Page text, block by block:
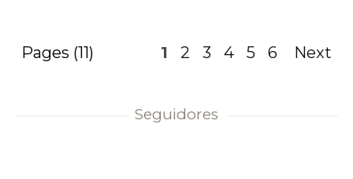
Pages (11) 1 2 3 4 5 6 Next
Seguidores